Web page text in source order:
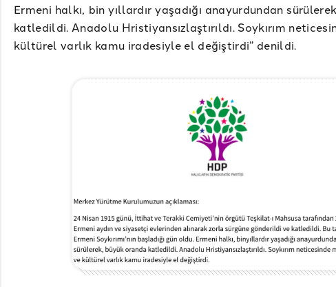
Ermeni halkı, bin yıllardır yaşadığı anayurdundan
katledildi. Anadolu Hristiyansızlaştırıldı. Soykırım
kültürel varlık kamu iradesiyle el değiştirdi” denildi.